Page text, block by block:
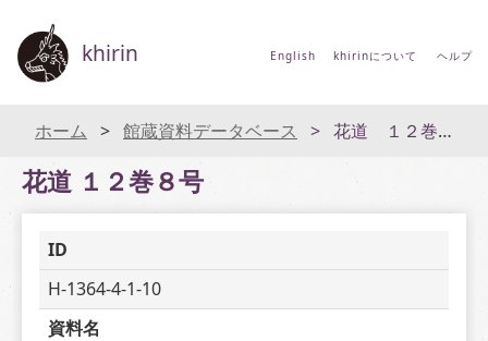
khirin English khirinについて ヘルプ
ホーム 館蔵資料データベース 花道 １２巻８号
花道 １２巻８号
ID
H-1364-4-1-10
資料名